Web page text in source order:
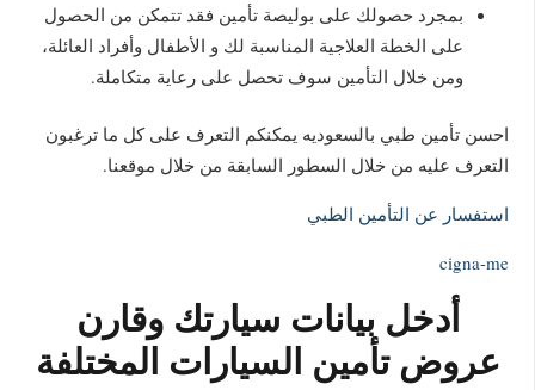
بمجرد حصولك على بوليصة تأمين فقد تتمكن من الحصول
على الخطة العلاجية المناسبة لك و الأطفال وأفراد العائلة،
ومن خلال التأمين سوف تحصل على رعاية متكاملة.
احسن تأمين طبي بالسعوديه يمكنكم التعرف على كل ما ترغبون
التعرف عليه من خلال السطور السابقة من خلال موقعنا.
استفسار عن التأمين الطبي
cigna-me
أدخل بيانات سيارتك وقارن
عروض تأمين السيارات المختلفة